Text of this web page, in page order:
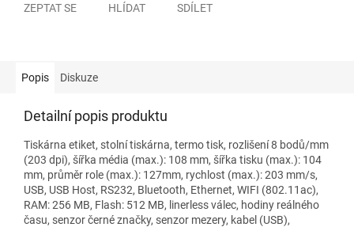
ZEPTAT SE HLÍDAT SDÍLET
Popis Diskuze
Detailní popis produktu
Tiskárna etiket, stolní tiskárna, termo tisk, rozlišení 8 bodů/mm
(203 dpi), šířka média (max.): 108 mm, šířka tisku (max.): 104
mm, průměr role (max.): 127mm, rychlost (max.): 203 mm/s,
USB, USB Host, RS232, Bluetooth, Ethernet, WIFI (802.11ac),
RAM: 256 MB, Flash: 512 MB, linerless válec, hodiny reálného
času, senzor černé značky, senzor mezery, kabel (USB),